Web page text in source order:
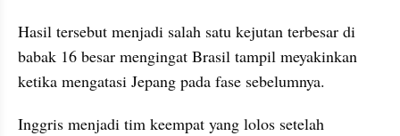
Hasil tersebut menjadi salah satu kejutan terbesar di
babak 16 besar mengingat Brasil tampil meyakinkan
ketika mengatasi Jepang pada fase sebelumnya.
Inggris menjadi tim keempat yang lolos setelah